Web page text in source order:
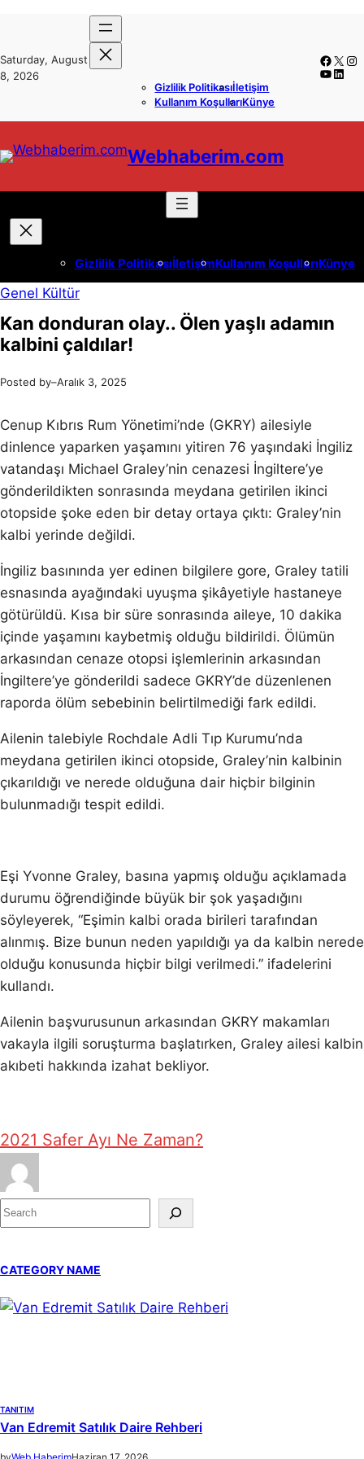
content
Saturday, August
8, 2026
Gizlilik Politikasıİletişim
Kullanım KoşullarıKünye
X
Webhaberim.com
Gizlilik PolitikasıİletişimKullanım KoşullarıKünye
Genel Kültür
Kan donduran olay.. Ölen yaşlı adamın
kalbini çaldılar!
Posted by–Aralık 3, 2025
Cenup Kıbrıs Rum Yönetimi’nde (GKRY) ailesiyle
dinlence yaparken yaşamını yitiren 76 yaşındaki İngiliz
vatandaşı Michael Graley’nin cenazesi İngiltere’ye
gönderildikten sonrasında meydana getirilen ikinci
otopside şoke eden bir detay ortaya çıktı: Graley’nin
kalbi yerinde değildi.
İngiliz basınında yer edinen bilgilere gore, Graley tatili
esnasında ayağındaki uyuşma şikâyetiyle hastaneye
götürüldü. Kısa bir süre sonrasında aileye, 10 dakika
içinde yaşamını kaybetmiş olduğu bildirildi. Ölümün
arkasından cenaze otopsi işlemlerinin arkasından
İngiltere’ye gönderildi sadece GKRY’de düzenlenen
raporda ölüm sebebinin belirtilmediği fark edildi.
Ailenin talebiyle Rochdale Adli Tıp Kurumu’nda
meydana getirilen ikinci otopside, Graley’nin kalbinin
çıkarıldığı ve nerede olduğuna dair hiçbir bilginin
bulunmadığı tespit edildi.
Eşi Yvonne Graley, basına yapmış olduğu açıklamada
durumu öğrendiğinde büyük bir şok yaşadığını
söyleyerek, “Eşimin kalbi orada birileri tarafından
alınmış. Bize bunun neden yapıldığı ya da kalbin nerede
olduğu konusunda hiçbir bilgi verilmedi.” ifadelerini
kullandı.
Ailenin başvurusunun arkasından GKRY makamları
vakayla ilgili soruşturma başlatırken, Graley ailesi kalbin
akıbeti hakkında izahat bekliyor.
2021 Safer Ayı Ne Zaman?
S
e
r
c
CATEGORY NAME
TANITIM
Van Edremit Satılık Daire Rehberi